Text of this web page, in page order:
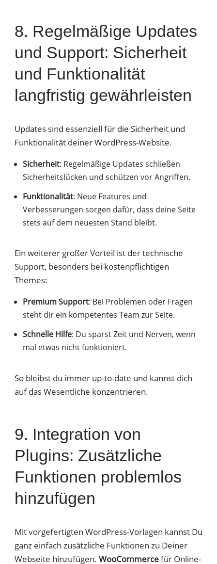
8. Regelmäßige Updates
und Support: Sicherheit
und Funktionalität
langfristig gewährleisten
Updates sind essenziell für die Sicherheit und
Funktionalität deiner WordPress-Website.
Sicherheit: Regelmäßige Updates schließen
Sicherheitslücken und schützen vor Angriffen.
Funktionalität: Neue Features und
Verbesserungen sorgen dafür, dass deine Seite
stets auf dem neuesten Stand bleibt.
Ein weiterer großer Vorteil ist der technische
Support, besonders bei kostenpflichtigen
Themes:
Premium Support: Bei Problemen oder Fragen
steht dir ein kompetentes Team zur Seite.
Schnelle Hilfe: Du sparst Zeit und Nerven, wenn
mal etwas nicht funktioniert.
So bleibst du immer up-to-date und kannst dich
auf das Wesentliche konzentrieren.
9. Integration von
Plugins: Zusätzliche
Funktionen problemlos
hinzufügen
Mit vorgefertigten WordPress-Vorlagen kannst Du
ganz einfach zusätzliche Funktionen zu Deiner
Webseite hinzufügen. WooCommercefür Online-